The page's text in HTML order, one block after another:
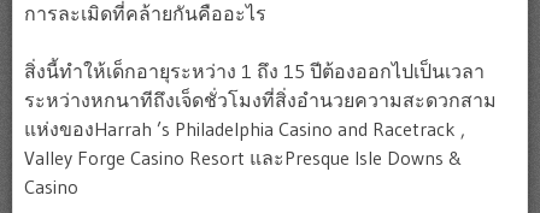
การละเมิดที่คล้ายกันคืออะไร
สิ่งนี้ทำให้เด็กอายุระหว่าง 1 ถึง 15 ปีต้องออกไปเป็นเวลา
ระหว่างหกนาทีถึงเจ็ดชั่วโมงที่สิ่งอำนวยความสะดวกสาม
แห่งของHarrah ’s Philadelphia Casino and Racetrack ,
Valley Forge Casino Resort และPresque Isle Downs &
Casino